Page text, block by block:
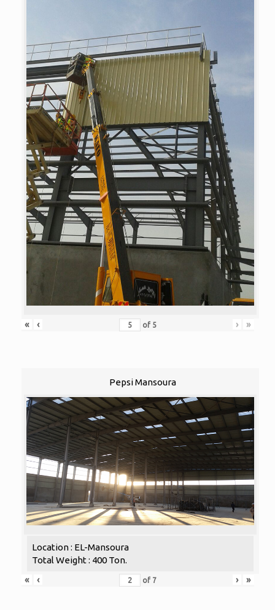
« ‹ of 5 › »
Pepsi Mansoura
Location : EL-Mansoura
Total Weight : 400 Ton.
«
‹ of 7 › »